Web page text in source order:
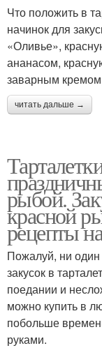
Что положить в
начинок для
«Оливье»,
ананасом,
заварным
читать дальше →
рыбой.
красной
рецепты
Пожалуй, ни один
закусок в
поедании и
можно купить в
побольше
руками.